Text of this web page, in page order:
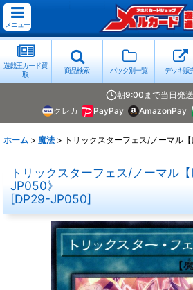
メニュー
遊戯王カード買
取
商品検索 パック別一覧 デッキ販
朝9:00まで当日発送
クレカ
PayPay AmazonPay
ホーム > 魔法 > トリックスターフェス/ノーマル
トリックスターフェス/ノーマル
JP050》
[DP29-JP050]